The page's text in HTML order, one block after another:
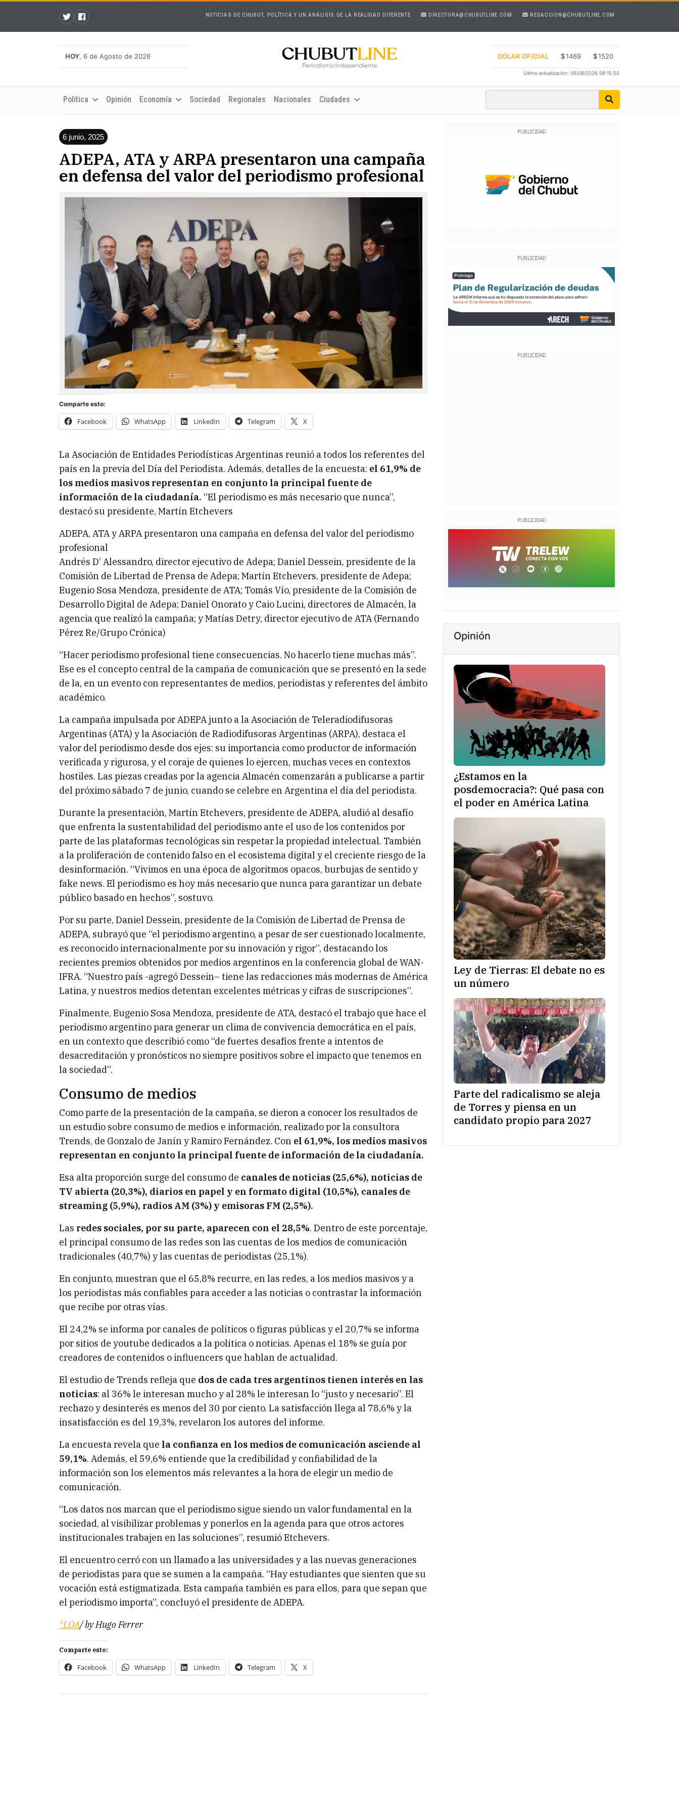
NOTICIAS DE CHUBUT, POLÍTICA Y UN ANÁLISIS DE LA REALIDAD DIFERENTE DIRECTORA@CHUBUTLINE.COM REDACCION@CHUBUTLINE.COM
HOY, 6 de Agosto de 2026 DÓLAR OFICIAL $1469 $1520
Última actualización: 06/08/2026 09:15:50
Política Opinión Economía Sociedad Regionales Nacionales Ciudades
6 junio, 2025
ADEPA, ATA y ARPA presentaron una campaña
en defensa del valor del periodismo profesional
Comparte esto:
Facebook WhatsApp LinkedIn Telegram X
La Asociación de Entidades Periodísticas Argentinas reunió a todos los referentes del
país en la previa del Día del Periodista. Además, detalles de la encuesta: el 61,9% de
los medios masivos representan en conjunto la principal fuente de
información de la ciudadanía. “El periodismo es más necesario que nunca”,
destacó su presidente, Martín Etchevers
ADEPA, ATA y ARPA presentaron una campaña en defensa del valor del periodismo
profesional
Andrés D’ Alessandro, director ejecutivo de Adepa; Daniel Dessein, presidente de la
Comisión de Libertad de Prensa de Adepa; Martín Etchevers, presidente de Adepa;
Eugenio Sosa Mendoza, presidente de ATA; Tomás Vío, presidente de la Comisión de
Desarrollo Digital de Adepa; Daniel Onorato y Caio Lucini, directores de Almacén, la
agencia que realizó la campaña; y Matías Detry, director ejecutivo de ATA (Fernando
Pérez Re/Grupo Crónica)
“Hacer periodismo profesional tiene consecuencias. No hacerlo tiene muchas más”.
Ese es el concepto central de la campaña de comunicación que se presentó en la sede
de la, en un evento con representantes de medios, periodistas y referentes del ámbito
académico.
La campaña impulsada por ADEPA junto a la Asociación de Teleradiodifusoras
Argentinas (ATA) y la Asociación de Radiodifusoras Argentinas (ARPA), destaca el
valor del periodismo desde dos ejes: su importancia como productor de información
verificada y rigurosa, y el coraje de quienes lo ejercen, muchas veces en contextos
hostiles. Las piezas creadas por la agencia Almacén comenzarán a publicarse a partir
del próximo sábado 7 de junio, cuando se celebre en Argentina el día del periodista.
Durante la presentación, Martín Etchevers, presidente de ADEPA, aludió al desafío
que enfrenta la sustentabilidad del periodismo ante el uso de los contenidos por
parte de las plataformas tecnológicas sin respetar la propiedad intelectual. También
a la proliferación de contenido falso en el ecosistema digital y el creciente riesgo de la
desinformación. “Vivimos en una época de algoritmos opacos, burbujas de sentido y
fake news. El periodismo es hoy más necesario que nunca para garantizar un debate
público basado en hechos”, sostuvo.
Por su parte, Daniel Dessein, presidente de la Comisión de Libertad de Prensa de
ADEPA, subrayó que “el periodismo argentino, a pesar de ser cuestionado localmente,
es reconocido internacionalmente por su innovación y rigor”, destacando los
recientes premios obtenidos por medios argentinos en la conferencia global de WAN-
IFRA. “Nuestro país -agregó Dessein– tiene las redacciones más modernas de América
Latina, y nuestros medios detentan excelentes métricas y cifras de suscripciones”.
Finalmente, Eugenio Sosa Mendoza, presidente de ATA, destacó el trabajo que hace el
periodismo argentino para generar un clima de convivencia democrática en el país,
en un contexto que describió como “de fuertes desafíos frente a intentos de
desacreditación y pronósticos no siempre positivos sobre el impacto que tenemos en
la sociedad”.
Consumo de medios
Como parte de la presentación de la campaña, se dieron a conocer los resultados de
un estudio sobre consumo de medios e información, realizado por la consultora
Trends, de Gonzalo de Janín y Ramiro Fernández. Con el 61,9%, los medios masivos
representan en conjunto la principal fuente de información de la ciudadanía.
Esa alta proporción surge del consumo de canales de noticias (25,6%), noticias de
TV abierta (20,3%), diarios en papel y en formato digital (10,5%), canales de
streaming (5,9%), radios AM (3%) y emisoras FM (2,5%).
Las redes sociales, por su parte, aparecen con el 28,5%. Dentro de este porcentaje,
el principal consumo de las redes son las cuentas de los medios de comunicación
tradicionales (40,7%) y las cuentas de periodistas (25,1%).
En conjunto, muestran que el 65,8% recurre, en las redes, a los medios masivos y a
los periodistas más confiables para acceder a las noticias o contrastar la información
que recibe por otras vías.
El 24,2% se informa por canales de políticos o figuras públicas y el 20,7% se informa
por sitios de youtube dedicados a la política o noticias. Apenas el 18% se guía por
creadores de contenidos o influencers que hablan de actualidad.
El estudio de Trends refleja que dos de cada tres argentinos tienen interés en las
noticias: al 36% le interesan mucho y al 28% le interesan lo “justo y necesario”. El
rechazo y desinterés es menos del 30 por ciento. La satisfacción llega al 78,6% y la
insatisfacción es del 19,3%, revelaron los autores del informe.
La encuesta revela que la confianza en los medios de comunicación asciende al
59,1%. Además, el 59,6% entiende que la credibilidad y confiabilidad de la
información son los elementos más relevantes a la hora de elegir un medio de
comunicación.
“Los datos nos marcan que el periodismo sigue siendo un valor fundamental en la
sociedad, al visibilizar problemas y ponerlos en la agenda para que otros actores
institucionales trabajen en las soluciones”, resumió Etchevers.
El encuentro cerró con un llamado a las universidades y a las nuevas generaciones
de periodistas para que se sumen a la campaña. “Hay estudiantes que sienten que su
vocación está estigmatizada. Esta campaña también es para ellos, para que sepan que
el periodismo importa”, concluyó el presidente de ADEPA.
*LOA/ by Hugo Ferrer
Comparte esto:
Facebook WhatsApp LinkedIn Telegram X
Opinión
¿Estamos en la
posdemocracia?: Qué pasa con
el poder en América Latina
Ley de Tierras: El debate no es
un número
Parte del radicalismo se aleja
de Torres y piensa en un
candidato propio para 2027